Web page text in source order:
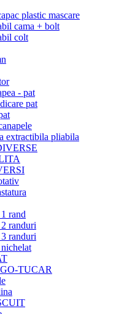
plastic mascare
cama + bolt
colt
- pat
pat
extractibila pliabila
rand
randuri
randuri
TUCAR